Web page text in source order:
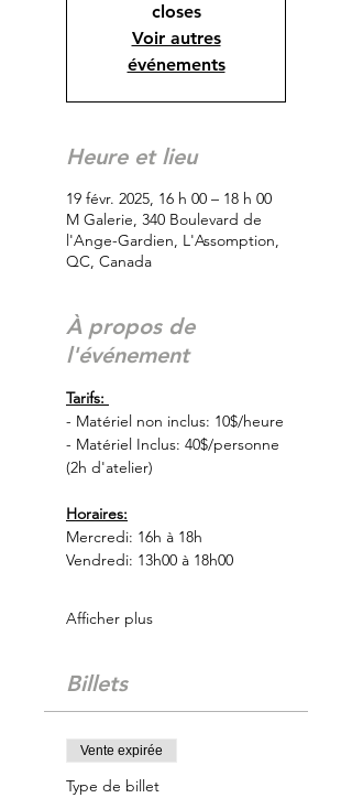
closes
Voir autres
événements
Heure et lieu
19 févr. 2025, 16 h 00 – 18 h 00
M Galerie, 340 Boulevard de
l'Ange-Gardien, L'Assomption,
QC, Canada
À propos de
l'événement
Tarifs:
- Matériel non inclus: 10$/heure
- Matériel Inclus: 40$/personne
(2h d'atelier)
Horaires:
Mercredi: 16h à 18h
Vendredi: 13h00 à 18h00
Afficher plus
Billets
Vente expirée
Type de billet